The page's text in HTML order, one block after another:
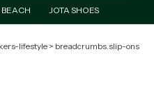
BEACH JOTA SHOES
lifestyle > breadcrumbs.slip-ons